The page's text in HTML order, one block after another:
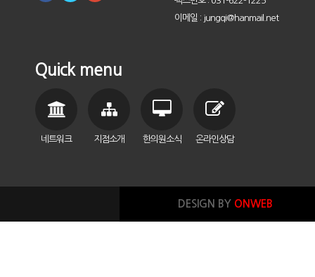
이메일 : jungqi@hanmail.net
Quick menu
네트워크 지점소개 한의원소식 온라인상담
DESIGN BY ONWEB